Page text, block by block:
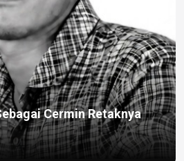
Cermin Retaknya